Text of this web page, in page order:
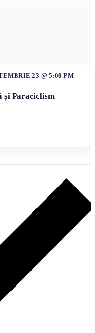
23 @ 5:00 PM
și Paraciclism